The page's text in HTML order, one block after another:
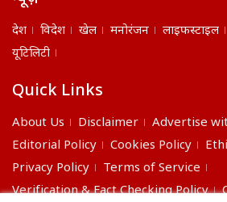
देश विदेश खेल मनोरंजन लाइफस्टाइल
यूटिलिटी
Quick Links
About Us Disclaimer Advertise
Editorial Policy
Cookies Policy
Privacy Policy
Terms of Service
Verification & Fact Checking Policy